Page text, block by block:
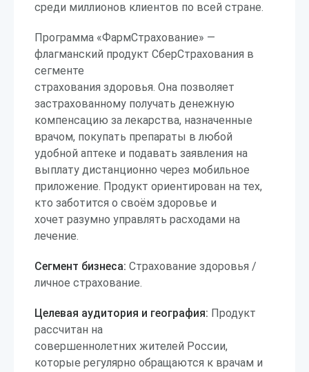
среди миллионов клиентов по всей стране.
Программа «ФармСтрахование» —
флагманский продукт СберСтрахования в
сегменте
страхования здоровья. Она позволяет
застрахованному получать денежную
компенсацию за лекарства, назначенные
врачом, покупать препараты в любой
удобной аптеке и подавать заявления на
выплату дистанционно через мобильное
приложение. Продукт ориентирован на тех,
кто заботится о своём здоровье и
хочет разумно управлять расходами на
лечение.
Сегмент бизнеса: Страхование здоровья /
личное страхование.
Целевая аудитория и география: Продукт
рассчитан на
совершеннолетних жителей России,
которые регулярно обращаются к врачам и